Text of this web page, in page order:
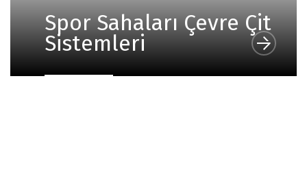
Spor Sahaları Çevre Çit
Sistemleri